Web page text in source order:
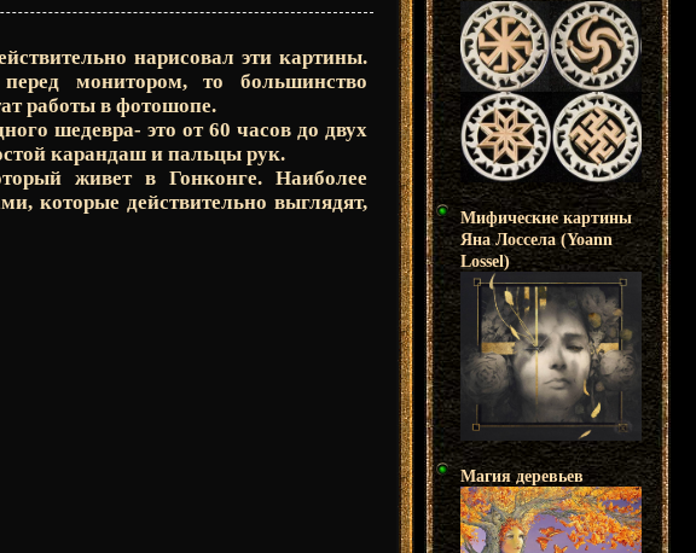
нарисовал эти картины.
монитором, то большинство
работы в фотошопе.
шедевра- это от 60 часов до двух
карандаш и пальцы рук.
живет в Гонконге. Наиболее
которые действительно выглядят,
Мифические картины
Яна Лоссела (Yoann
Lossel)
Магия деревьев